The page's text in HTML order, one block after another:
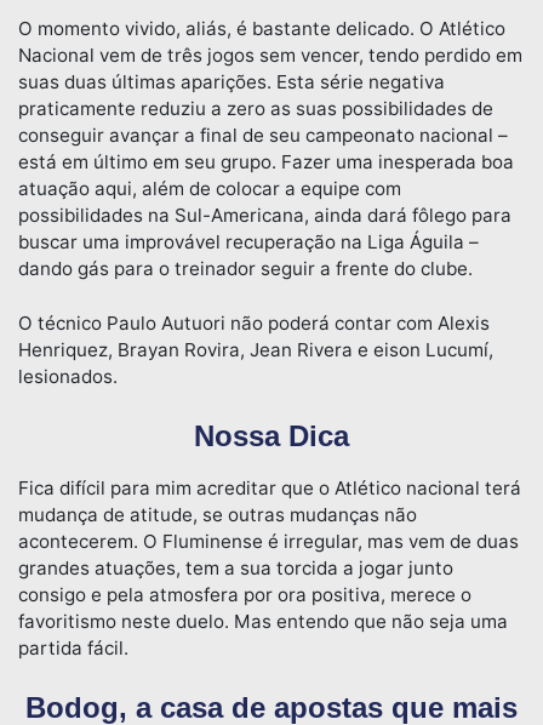
O momento vivido, aliás, é bastante delicado. O Atlético
Nacional vem de três jogos sem vencer, tendo perdido em
suas duas últimas aparições. Esta série negativa
praticamente reduziu a zero as suas possibilidades de
conseguir avançar a final de seu campeonato nacional –
está em último em seu grupo. Fazer uma inesperada boa
atuação aqui, além de colocar a equipe com
possibilidades na Sul-Americana, ainda dará fôlego para
buscar uma improvável recuperação na Liga Águila –
dando gás para o treinador seguir a frente do clube.
O técnico Paulo Autuori não poderá contar com Alexis
Henriquez, Brayan Rovira, Jean Rivera e eison Lucumí,
lesionados.
Nossa Dica
Fica difícil para mim acreditar que o Atlético nacional terá
mudança de atitude, se outras mudanças não
acontecerem. O Fluminense é irregular, mas vem de duas
grandes atuações, tem a sua torcida a jogar junto
consigo e pela atmosfera por ora positiva, merece o
favoritismo neste duelo. Mas entendo que não seja uma
partida fácil.
Bodog, a casa de apostas que mais